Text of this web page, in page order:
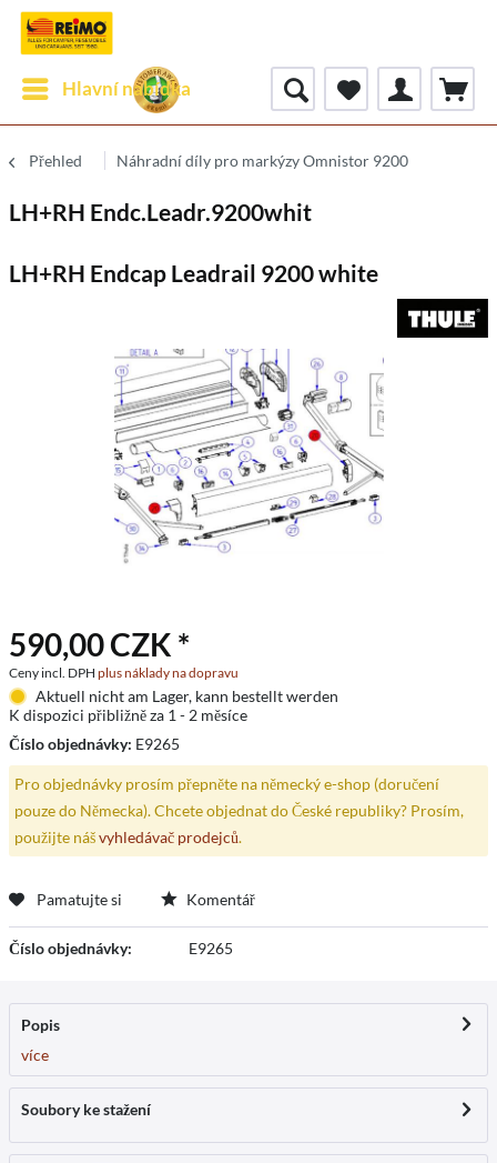
Hlavní nabídka
Přehled Náhradní díly pro markýzy Omnistor 9200
LH+RH Endc.Leadr.9200whit
LH+RH Endcap Leadrail 9200 white
590,00 CZK *
Ceny incl. DPH plus náklady na dopravu
Aktuell nicht am Lager, kann bestellt werden
K dispozici přibližně za 1 - 2 měsíce
Číslo objednávky: E9265
Pro objednávky prosím přepněte na německý e-shop (doručení
pouze do Německa). Chcete objednat do České republiky? Prosím,
použijte nášvyhledávač prodejců.
Pamatujte si Komentář
Číslo objednávky: E9265
Popis
více
Soubory ke stažení